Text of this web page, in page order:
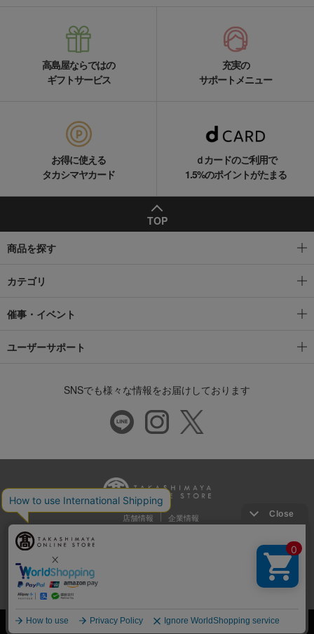
高島屋ならではの
ギフトサービス
充実の
サポートメニュー
お得に使える
タカシマヤカード
ｄカードのご利用で
1.5%のポイントがたまる
TOP
商品を探す
カテゴリ
催事・イベント
ユーザーサポート
SNSでも様々な情報をお届けしております
店舗情報 企業情報
推奨環境 特定商取引法に基づく表示
プライバシーポリシー
Cookie等の第三者提供について
ウェブアクセシビリティ方針
©Takashimaya Co., Ltd. All Rights Reserved.